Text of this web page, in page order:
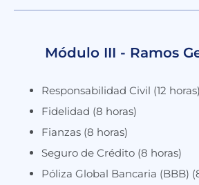
Módulo III - Ramos
Responsabilidad Civil (12 horas)
Fidelidad (8 horas)
Fianzas (8 horas)
Seguro de Crédito (8 horas)
Póliza Global Bancaria (BBB)